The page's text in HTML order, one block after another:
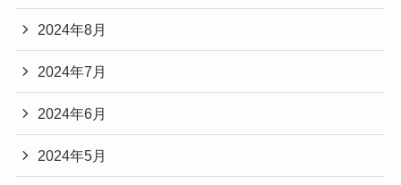
2024年8月
2024年7月
2024年6月
2024年5月